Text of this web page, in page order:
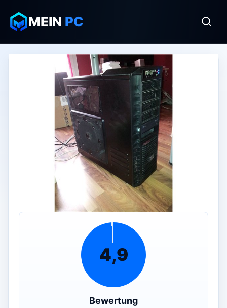
MEIN PC
4,9
Bewertung